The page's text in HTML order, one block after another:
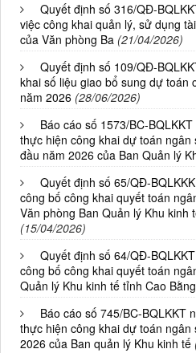
Quyết định số 316/QĐ-
việc công khai quản lý, sử dụng
của Văn phòng Ba (21/04/2026)
Quyết định số 109/QĐ-
khai số liệu giao bổ sung dự toán
năm 2026 (28/06/2026)
Báo cáo số 1573/BC-
thực hiện công khai dự toán ngân
đầu năm 2026 của Ban Quản lý
Quyết định số 65/QĐ-
công bố công khai quyết toán
Văn phòng Ban Quản lý Khu kinh
(15/04/2026)
Quyết định số 64/QĐ-
công bố công khai quyết toán
Quản lý Khu kinh tế tỉnh Cao Bằng
Báo cáo số 745/BC-BQLKKT
thực hiện công khai dự toán
2026 của Ban quản lý Khu kinh tế